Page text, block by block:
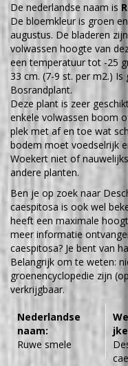
De nederlandse naam is
De bloemkleur is groen
augustus. De bladeren
volwassen hoogte van
een temperatuur tot -25
33 cm. (7-9 st. per m2.) Is
Bosrandplant.
Deze plant is zeer
enkele volwassen boom
plek met af en toe wat
bodem moet voedselrijk
Woekert niet of
andere planten.
Ben je op zoek naar
caespitosa is ook wel
heeft een maximale
meer informatie
caespitosa? Je bent van
Belangrijk om te weten:
groenencyclopedie zijn
verkrijgbaar.
Nederlandse
naam:
Ruwe smele